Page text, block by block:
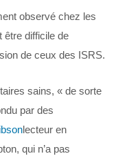
observé chez les
être difficile de
de ceux des ISRS.
sains, « de sorte
par des
lecteur en
qui n’a pas